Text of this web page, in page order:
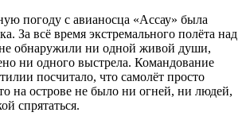
погоду с авианосца «Ассау» была
За всё время экстремального полёта над
обнаружили ни одной живой души,
ни одного выстрела. Командование
посчитало, что самолёт просто
на острове не было ни огней, ни людей,
спрятаться.